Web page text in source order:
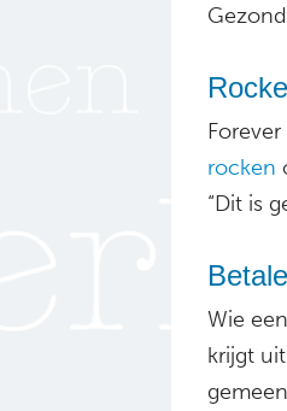
rocken
“Dit is
Wie
krijgt